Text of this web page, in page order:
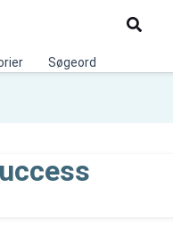
Søg
Søgeord